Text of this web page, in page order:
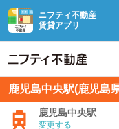
ニフティ不動産
賃貸アプリ
鹿児島中央駅(鹿児島
鹿児島中央駅
変更する